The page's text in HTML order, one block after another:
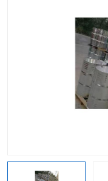
回收废清洗剂